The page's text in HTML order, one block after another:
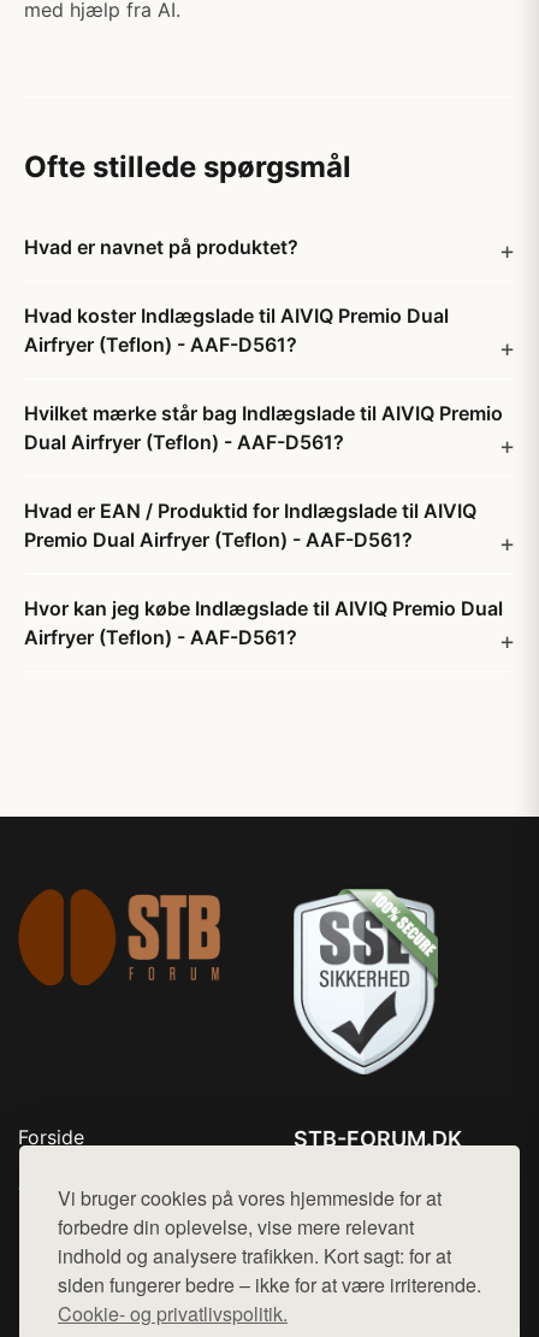
Vi bruger cookies på vores hjemmeside for at
forbedre din oplevelse, vise mere relevant
indhold og analysere trafikken. Kort sagt: for at
siden fungerer bedre – ikke for at være irriterende.
Cookie- og privatlivspolitik.
med hjælp fra AI.
Ofte stillede spørgsmål
Hvad er navnet på produktet?
Hvad koster Indlægslade til AIVIQ Premio Dual
Airfryer (Teflon) - AAF-D561?
Hvilket mærke står bag Indlægslade til AIVIQ Premio
Dual Airfryer (Teflon) - AAF-D561?
Hvad er EAN / Produktid for Indlægslade til AIVIQ
Premio Dual Airfryer (Teflon) - AAF-D561?
Hvor kan jeg købe Indlægslade til AIVIQ Premio Dual
Airfryer (Teflon) - AAF-D561?
Forside
Top Rabatter
Kontakt
STB-FORUM.DK
Mail: hej@want.dk
Cookie- og privatlivspolitik